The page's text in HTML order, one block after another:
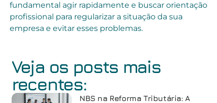
Veja os posts mais
recentes:
NBS na Reforma Tributária: A
fundamental agir rapidamente e buscar orientação
profissional para regularizar a situação da sua
empresa e evitar esses problemas.